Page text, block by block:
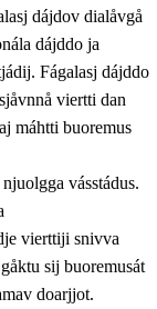
dájdov dialåvgå
dájddo ja
Fágalasj dájddo
viertti dan
máhtti buoremus
vásstádus.
vierttiji snivva
sij buoremusát
doarjjot.